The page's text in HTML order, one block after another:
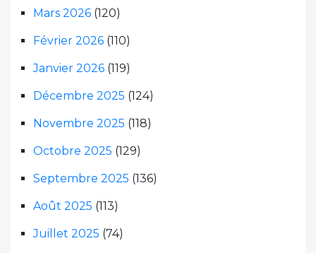
Mars 2026 (120)
Février 2026 (110)
Janvier 2026 (119)
Décembre 2025 (124)
Novembre 2025 (118)
Octobre 2025 (129)
Septembre 2025 (136)
Août 2025 (113)
Juillet 2025 (74)